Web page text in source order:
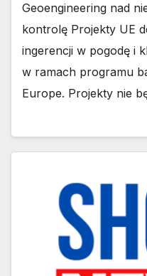
Geoengineering nad
kontrolę Projekty UE
ingerencji w pogodę i
w ramach programu
Europe. Projekty nie